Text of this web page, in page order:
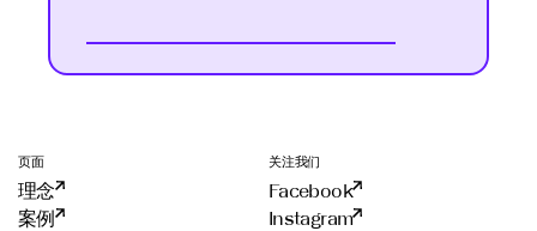
页面
理念
案例
关注我们
Facebook
Instagram